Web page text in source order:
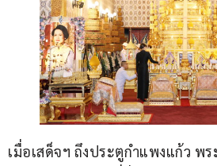
เมื่อเสด็จฯ ถึงประตูกำแพงแก้ว พ